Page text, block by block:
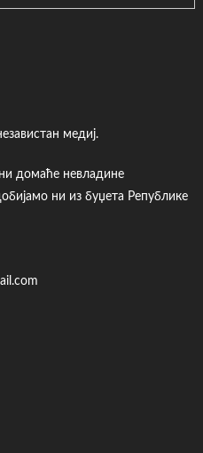
медиј.
домаће невладине
ни из буџета Републике